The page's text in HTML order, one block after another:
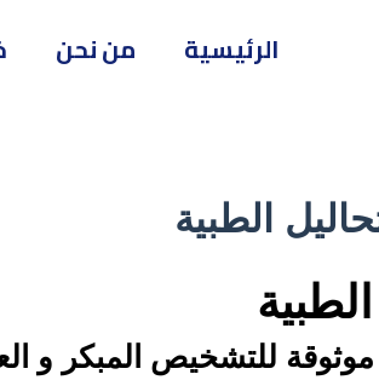
الرئيسية من نحن
الطبية
الطبية
للتشخيص المبكر و